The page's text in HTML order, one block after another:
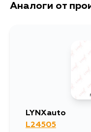
Аналоги от
LYNXauto
L24505